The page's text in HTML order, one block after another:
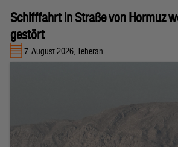
Schifffahrt in Straße von Hormuz
gestört
7. August 2026, Teheran